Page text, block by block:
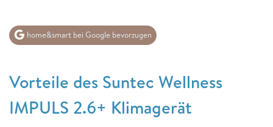
home&smart bei Google bevorzugen
Vorteile des Suntec Wellness
IMPULS 2.6+ Klimagerät